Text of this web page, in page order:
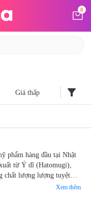
0
Giá thấp filter_alt
phẩm hàng đầu tại Nhật
từ Ý dĩ (Hatomugi),
chất lượng lượng tuyệt
Xem thêm